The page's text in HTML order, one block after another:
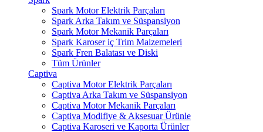
Spark Motor Elektrik Parçaları
Spark Arka Takım ve Süspansiyon
Spark Motor Mekanik Parçaları
Spark Karoser iç Trim Malzemeleri
Spark Fren Balatası ve Diski
Tüm Ürünler
Captiva
Captiva Motor Elektrik Parçaları
Captiva Arka Takım ve Süspansiyon
Captiva Motor Mekanik Parçaları
Captiva Modifiye & Aksesuar Ürünle
Captiva Karoseri ve Kaporta Ürünler